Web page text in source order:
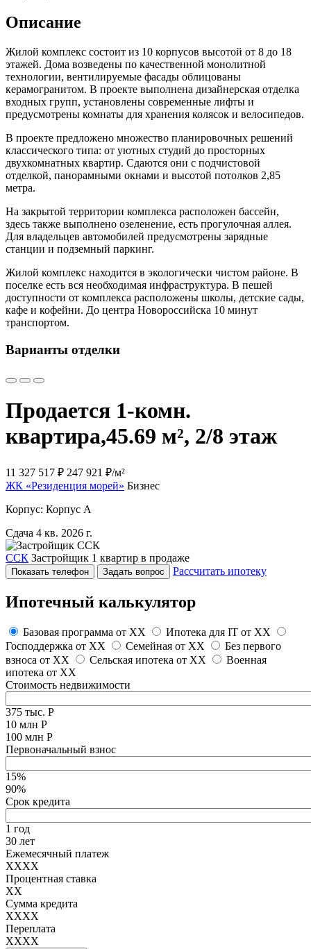
Описание
Жилой комплекс состоит из 10 корпусов высотой от 8 до 18
этажей. Дома возведены по качественной монолитной
технологии, вентилируемые фасады облицованы
керамогранитом. В проекте выполнена дизайнерская отделка
входных групп, установлены современные лифты и
предусмотрены комнаты для хранения колясок и велосипедов.
В проекте предложено множество планировочных решений
классического типа: от уютных студий до просторных
двухкомнатных квартир. Сдаются они с подчистовой
отделкой, панорамными окнами и высотой потолков 2,85
метра.
На закрытой территории комплекса расположен бассейн,
здесь также выполнено озеленение, есть прогулочная аллея.
Для владельцев автомобилей предусмотрены зарядные
станции и подземный паркинг.
Жилой комплекс находится в экологически чистом районе. В
поселке есть вся необходимая инфраструктура. В пешей
доступности от комплекса расположены школы, детские сады,
кафе и кофейни. До центра Новороссийска 10 минут
транспортом.
Варианты отделки
Продается 1-комн.
квартира,45.69 м², 2/8 этаж
11 327 517 ₽ 247 921 ₽/м²
ЖК «Резиденция морей» Бизнес
Корпус: Корпус А
Сдача 4 кв. 2026 г.
ССК Застройщик 1 квартир в продаже
Показать телефон Задать вопрос Рассчитать ипотеку
Ипотечный калькулятор
Базовая программа от XX Ипотека для IT от XX
Господдержка от XX Семейная от XX
Без первого
взноса от XX Сельская ипотека от XX
Военная
ипотека от XX
Стоимость недвижимости
375 тыс. Р
10 млн Р
100 млн Р
Первоначальный взнос
15%
90%
Срок кредита
1 год
30 лет
Ежемесячный платеж
XXXX
Процентная ставка
XX
Сумма кредита
XXXX
Переплата
XXXX